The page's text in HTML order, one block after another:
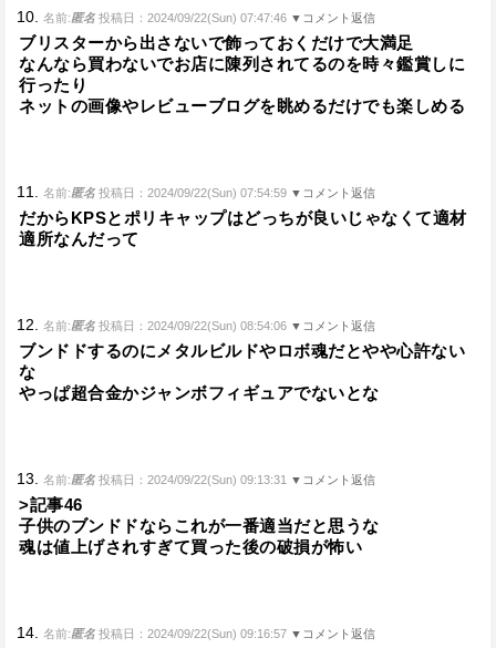
10. 名前:匿名 投稿日：2024/09/22(Sun) 07:47:46 ▼コメント返信
ブリスターから出さないで飾っておくだけで大満足
なんなら買わないでお店に陳列されてるのを時々鑑賞しに
行ったり
ネットの画像やレビューブログを眺めるだけでも楽しめる
11. 名前:匿名 投稿日：2024/09/22(Sun) 07:54:59 ▼コメント返信
だからKPSとポリキャップはどっちが良いじゃなくて適材
適所なんだって
12. 名前:匿名 投稿日：2024/09/22(Sun) 08:54:06 ▼コメント返信
ブンドドするのにメタルビルドやロボ魂だとやや心許ない
な
やっぱ超合金かジャンボフィギュアでないとな
13. 名前:匿名 投稿日：2024/09/22(Sun) 09:13:31 ▼コメント返信
>記事46
子供のブンドドならこれが一番適当だと思うな
魂は値上げされすぎて買った後の破損が怖い
14. 名前:匿名 投稿日：2024/09/22(Sun) 09:16:57 ▼コメント返信